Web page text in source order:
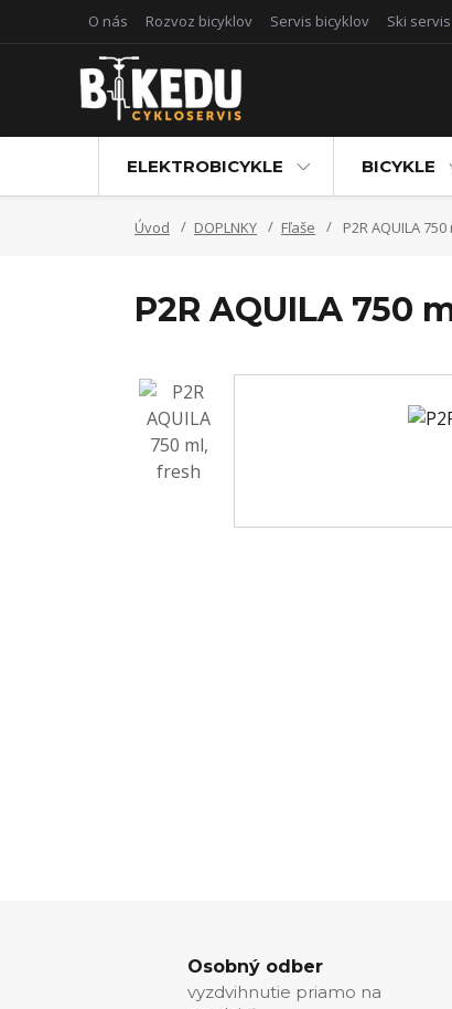
O nás Rozvoz bicyklov Servis bicyklov Ski servis
ELEKTROBICYKLE BICYKLE
Úvod DOPLNKY Fľaše P2R AQUILA
P2R AQUILA 750
Osobný odber
vyzdvihnutie priamo na